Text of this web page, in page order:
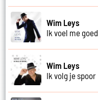
Wim Leys
Ik voel me goed
Wim Leys
Ik volg je spoor